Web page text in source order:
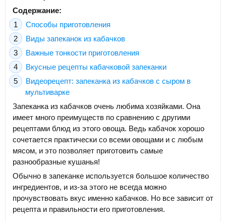
Содержание:
Способы приготовления
Виды запеканок из кабачков
Важные тонкости приготовления
Вкусные рецепты кабачковой запеканки
Видеорецепт: запеканка из кабачков с сыром в
мультиварке
Запеканка из кабачков очень любима хозяйками. Она
имеет много преимуществ по сравнению с другими
рецептами блюд из этого овоща. Ведь кабачок хорошо
сочетается практически со всеми овощами и с любым
мясом, и это позволяет приготовить самые
разнообразные кушанья!
Обычно в запеканке используется большое количество
ингредиентов, и из-за этого не всегда можно
прочувствовать вкус именно кабачков. Но все зависит от
рецепта и правильности его приготовления.